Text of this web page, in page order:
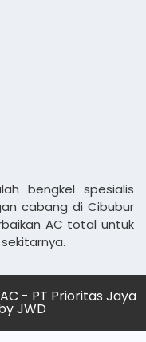
bengkel spesialis
cabang di Cibubur
AC total untuk
- PT Prioritas Jaya
JWD